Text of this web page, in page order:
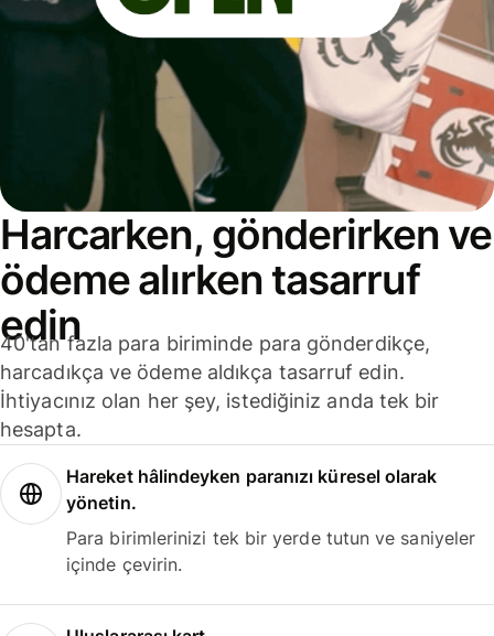
Harcarken, gönderirken ve
ödeme alırken tasarruf
edin
40'tan fazla para biriminde para gönderdikçe,
harcadıkça ve ödeme aldıkça tasarruf edin.
İhtiyacınız olan her şey, istediğiniz anda tek bir
hesapta.
Hareket hâlindeyken paranızı küresel olarak
yönetin.
Para birimlerinizi tek bir yerde tutun ve saniyeler
içinde çevirin.